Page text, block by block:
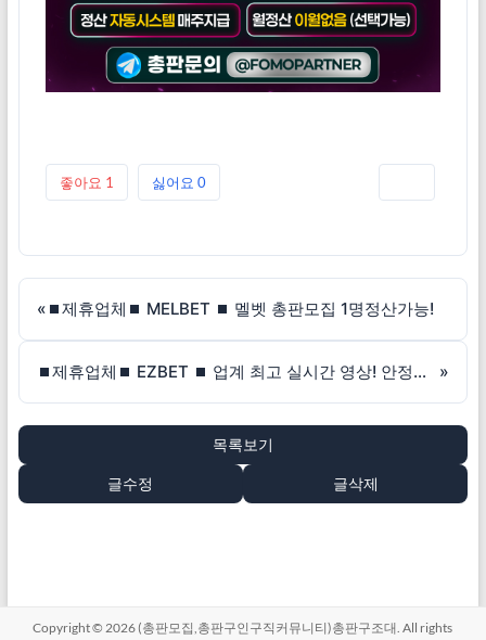
좋아요 1 싫어요 0
« ⏹제휴업체⏹ MELBET ⏹ 멜벳 총판모집 1명정산가능!
⏹제휴업체⏹ EZBET ⏹ 업계 최고 실시간 영상! 안정적인 커미션! 죽장 매주 정산! »
목록보기
글수정 글삭제
Copyright © 2026(총판모집,총판구인구직커뮤니티)총판구조대. All rights